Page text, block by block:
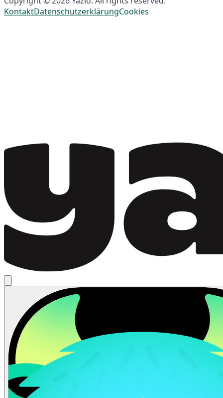
KontaktDatenschutzerklärungCookies